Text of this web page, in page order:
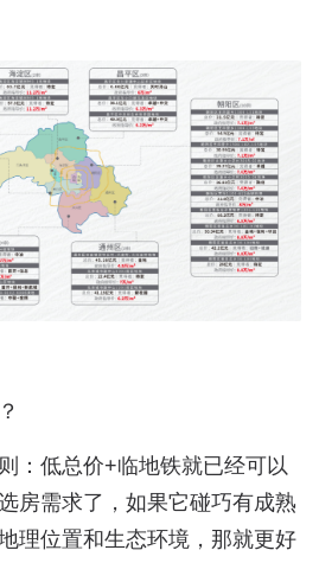
：低总价+临地铁就已经可以
房需求了，如果它碰巧有成熟
理位置和生态环境，那就更好